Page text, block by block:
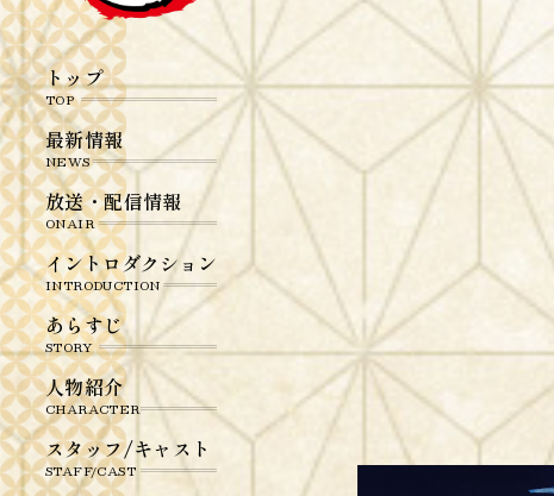
トップ
TOP
最新情報
NEWS
放送・配信情報
ONAIR
イントロダクション
INTRODUCTION
あらすじ
STORY
人物紹介
CHARACTER
スタッフ/キャスト
STAFF/CAST